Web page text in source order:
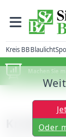
Kreis BBBlaulicht
Machen Sie
Oder